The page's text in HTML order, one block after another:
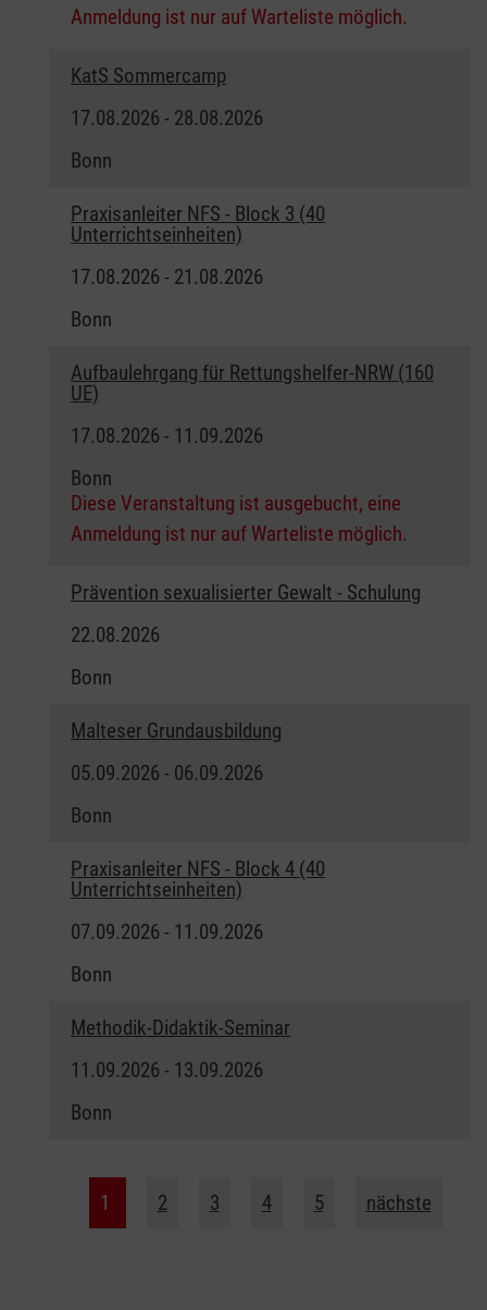
Anmeldung ist nur auf Warteliste möglich.
KatS Sommercamp
17.08.2026 - 28.08.2026
Bonn
Praxisanleiter NFS - Block 3 (40
Unterrichtseinheiten)
17.08.2026 - 21.08.2026
Bonn
Aufbaulehrgang für Rettungshelfer-NRW (160
UE)
17.08.2026 - 11.09.2026
Bonn
Diese Veranstaltung ist ausgebucht, eine
Anmeldung ist nur auf Warteliste möglich.
Prävention sexualisierter Gewalt - Schulung
22.08.2026
Bonn
Malteser Grundausbildung
05.09.2026 - 06.09.2026
Bonn
Praxisanleiter NFS - Block 4 (40
Unterrichtseinheiten)
07.09.2026 - 11.09.2026
Bonn
Methodik-Didaktik-Seminar
11.09.2026 - 13.09.2026
Bonn
1 2 3 4 5 nächste